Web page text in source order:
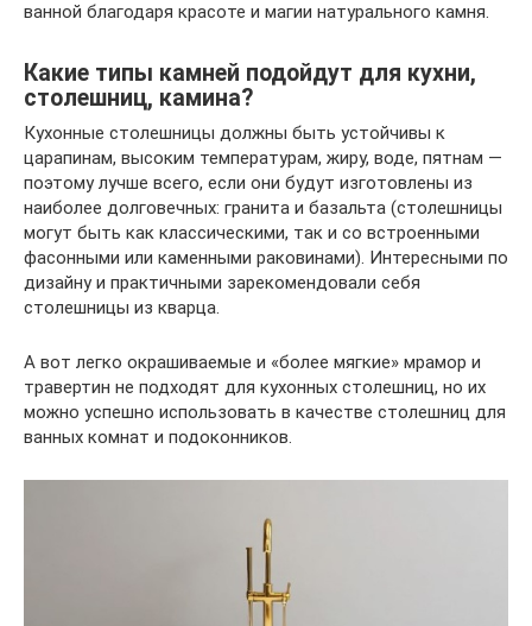
ванной благодаря красоте и магии натурального камня.
Какие типы камней подойдут для кухни,
столешниц, камина?
Кухонные столешницы должны быть устойчивы к
царапинам, высоким температурам, жиру, воде, пятнам —
поэтому лучше всего, если они будут изготовлены из
наиболее долговечных: гранита и базальта (столешницы
могут быть как классическими, так и со встроенными
фасонными или каменными раковинами). Интересными по
дизайну и практичными зарекомендовали себя
столешницы из кварца.
А вот легко окрашиваемые и «более мягкие» мрамор и
травертин не подходят для кухонных столешниц, но их
можно успешно использовать в качестве столешниц для
ванных комнат и подоконников.